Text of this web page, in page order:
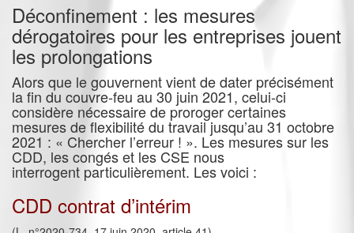
Déconfinement : les mesures
dérogatoires pour les entreprises jouent
les prolongations
Alors que le gouvernent vient de dater précisément
la fin du couvre-feu au 30 juin 2021, celui-ci
considère nécessaire de proroger certaines
mesures de flexibilité du travail jusqu’au 31 octobre
2021 : « Chercher l’erreur ! ». Les mesures sur les
CDD, les congés et les CSE nous
interrogent particulièrement. Les voici :
CDD contrat d’intérim